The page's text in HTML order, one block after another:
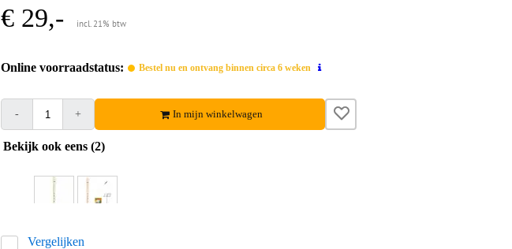
€ 29,- incl. 21% btw
Online voorraadstatus: Bestel nu en ontvang binnen circa 6 weken
- + In mijn winkelwagen
Bekijk ook eens (2)
Vergelijken